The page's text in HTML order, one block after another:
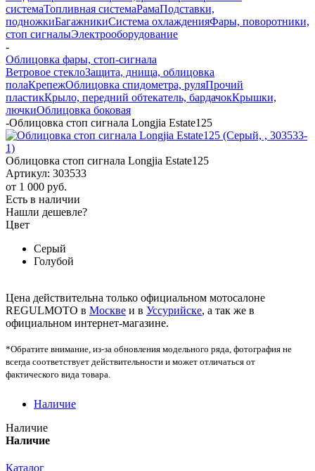
системаТопливная системаРамаПодставки,
подножкиБагажникиСистема охлажденияФары, поворотники,
стоп сигналыЭлектрооборудование
-
Облицовка фары, стоп-сигнала
Ветровое стеклоЗащита, днища, облицовка
полаКрепежОблицовка спидометра, руляПрочий
пластикКрыло, передний обтекатель, бардачокКрышки,
лючкиОблицовка боковая
-Облицовка стоп сигнала Longjia Estate125
Облицовка стоп сигнала Longjia Estate125
Артикул: 303533
от 1 000 руб.
Есть в наличии
Нашли дешевле?
Цвет
Серый
Голубой
Цена действительна только официальном мотосалоне
REGULMOTO в Москве и в Уссурийске, а так же в
официальном интернет-магазине.
*Обратите внимание, из-за обновления модельного ряда, фотография не
всегда соответствует действительности и может отличаться от
фактического вида товара.
Наличие
Наличие
Наличие
Каталог